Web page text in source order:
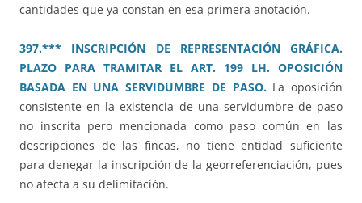
cantidades que ya constan en esa primera anotación.
397.*** INSCRIPCIÓN DE REPRESENTACIÓN GRÁFICA.
PLAZO PARA TRAMITAR EL ART. 199 LH. OPOSICIÓN
BASADA EN UNA SERVIDUMBRE DE PASO.La oposición
consistente en la existencia de una servidumbre de paso
no inscrita pero mencionada como paso común en las
descripciones de las fincas, no tiene entidad suficiente
para denegar la inscripción de la georreferenciación, pues
no afecta a su delimitación.